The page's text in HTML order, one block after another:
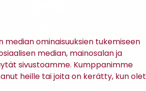
ominaisuuksien tukemiseen
median, mainosalan ja
sivustoamme. Kumppanimme
heille tai joita on kerätty, kun olet
Antinkatu 17, 28100 Pori